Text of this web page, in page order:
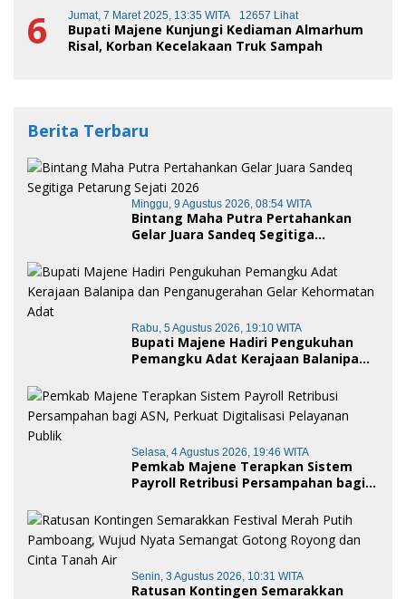
6 Jumat, 7 Maret 2025, 13:35 WITA 12657 Lihat
Bupati Majene Kunjungi Kediaman Almarhum
Risal, Korban Kecelakaan Truk Sampah
Berita Terbaru
Minggu, 9 Agustus 2026, 08:54 WITA
Bintang Maha Putra Pertahankan
Gelar Juara Sandeq Segitiga
Rabu, 5 Agustus 2026, 19:10 WITA
Bupati Majene Hadiri Pengukuhan
Pemangku Adat Kerajaan Balanipa
Kehormatan Adat
Selasa, 4 Agustus 2026, 19:46 WITA
Pemkab Majene Terapkan Sistem
Payroll Retribusi Persampahan bagi
Publik
Senin, 3 Agustus 2026, 10:31 WITA
Ratusan Kontingen Semarakkan